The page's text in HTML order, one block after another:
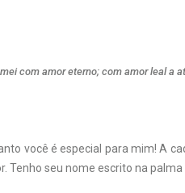
com amor eterno; com amor leal a
você é especial para mim! A
Tenho seu nome escrito na